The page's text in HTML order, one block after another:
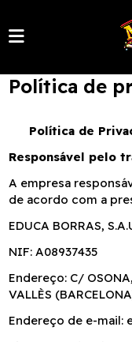
Política de
Política de
Responsável pelo
A empresa
de acordo com a
EDUCA BORRAS,
NIF: A08937435
Endereço: C/
VALLÈS
Endereço de e-mail: